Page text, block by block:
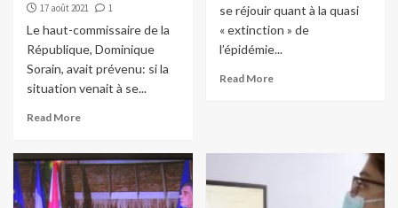
17 août 2021 1
Le haut-commissaire de la
République, Dominique
Sorain, avait prévenu: si la
situation venait à se...
Read More
se réjouir quant à la quasi
« extinction » de
l’épidémie...
Read More